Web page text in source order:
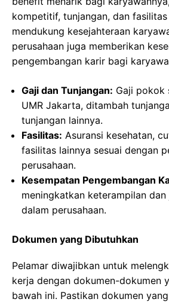
kompetitif, tunjangan, dan
mendukung kesejahteraan
perusahaan juga memberikan
pengembangan karir bagi
Gaji dan Tunjangan: Gaji pokok
UMR Jakarta, ditambah
tunjangan lainnya.
Fasilitas: Asuransi kesehatan,
fasilitas lainnya sesuai dengan
perusahaan.
Kesempatan Pengembangan
meningkatkan keterampilan
dalam perusahaan.
Dokumen yang Dibutuhkan
Pelamar diwajibkan untuk
kerja dengan dokumen-dokumen
bawah ini. Pastikan dokumen